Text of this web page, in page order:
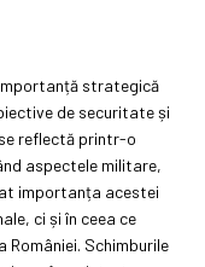
strategică
de securitate și
reflectă printr-o
aspectele militare,
importanța acestei
ci și în ceea ce
Schimburile